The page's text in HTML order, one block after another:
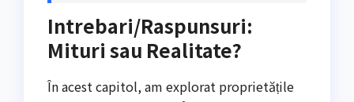
Intrebari/Raspunsuri:
Mituri sau Realitate?
În acest capitol, am explorat proprietățile